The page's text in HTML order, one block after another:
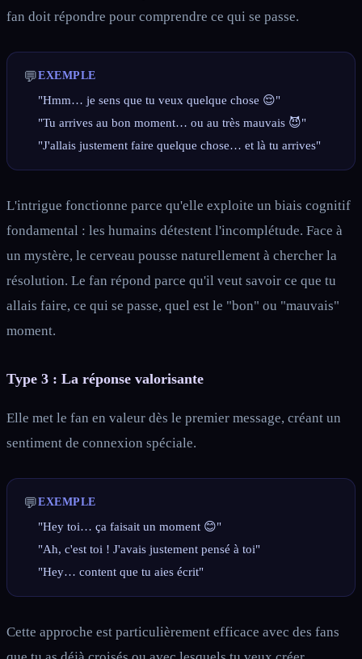
fan doit répondre pour comprendre ce qui se passe.
💬EXEMPLE
"Hmm… je sens que tu veux quelque chose 😌"
"Tu arrives au bon moment… ou au très mauvais 😈"
"J'allais justement faire quelque chose… et là tu arrives"
L'intrigue fonctionne parce qu'elle exploite un biais cognitif
fondamental : les humains détestent l'incomplétude. Face à
un mystère, le cerveau pousse naturellement à chercher la
résolution. Le fan répond parce qu'il veut savoir ce que tu
allais faire, ce qui se passe, quel est le "bon" ou "mauvais"
moment.
Type 3 : La réponse valorisante
Elle met le fan en valeur dès le premier message, créant un
sentiment de connexion spéciale.
💬EXEMPLE
"Hey toi… ça faisait un moment 😊"
"Ah, c'est toi ! J'avais justement pensé à toi"
"Hey… content que tu aies écrit"
Cette approche est particulièrement efficace avec des fans